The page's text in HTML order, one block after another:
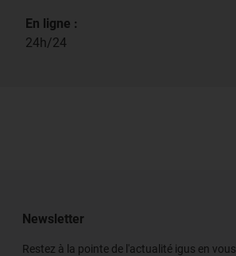
En ligne :
24h/24
Newsletter
Restez à la pointe de l'actualité igus en vous